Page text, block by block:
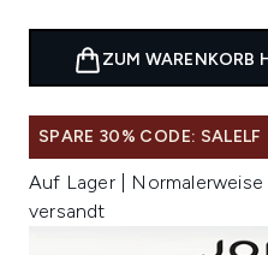
ZUM WARENKORB
SPARE 30% CODE: SALELF
Auf Lager | Normalerweise
versandt